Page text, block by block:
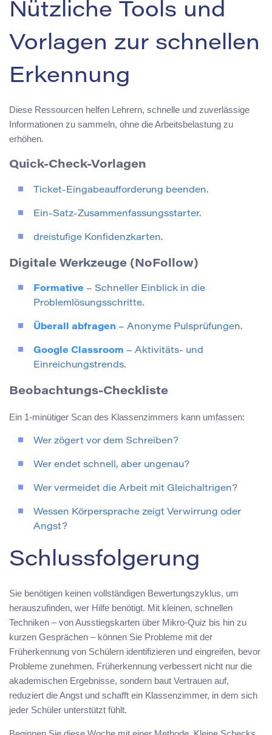
Nützliche Tools und
Vorlagen zur schnellen
Erkennung
Diese Ressourcen helfen Lehrern, schnelle und zuverlässige
Informationen zu sammeln, ohne die Arbeitsbelastung zu
erhöhen.
Quick-Check-Vorlagen
Ticket-Eingabeaufforderung beenden.
Ein-Satz-Zusammenfassungsstarter.
dreistufige Konfidenzkarten.
Digitale Werkzeuge (NoFollow)
Formative – Schneller Einblick in die
Problemlösungsschritte.
Überall abfragen – Anonyme Pulsprüfungen.
Google Classroom – Aktivitäts- und
Einreichungstrends.
Beobachtungs-Checkliste
Ein 1-minütiger Scan des Klassenzimmers kann umfassen:
Wer zögert vor dem Schreiben?
Wer endet schnell, aber ungenau?
Wer vermeidet die Arbeit mit Gleichaltrigen?
Wessen Körpersprache zeigt Verwirrung oder
Angst?
Schlussfolgerung
Sie benötigen keinen vollständigen Bewertungszyklus, um
herauszufinden, wer Hilfe benötigt. Mit kleinen, schnellen
Techniken – von Ausstiegskarten über Mikro-Quiz bis hin zu
kurzen Gesprächen – können Sie Probleme mit der
Früherkennung von Schülern identifizieren und eingreifen, bevor
Probleme zunehmen. Früherkennung verbessert nicht nur die
akademischen Ergebnisse, sondern baut Vertrauen auf,
reduziert die Angst und schafft ein Klassenzimmer, in dem sich
jeder Schüler unterstützt fühlt.